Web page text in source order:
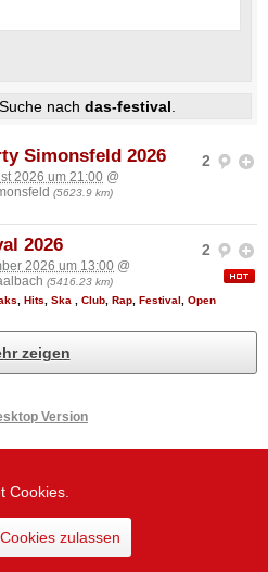
Cookies.
zulassen
, Suche nach das-festival
2
Simonsfeld 2026
2026 um 21:00 @
(5623.9 km)
2
2026
2026 um 13:00 @
(5416.23 km)
Hits Ska Club Rap Festival
Open
zeigen
Version